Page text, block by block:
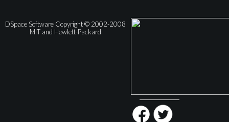
DSpace Software Copyright © 2002-2008
MIT and Hewlett-Packard